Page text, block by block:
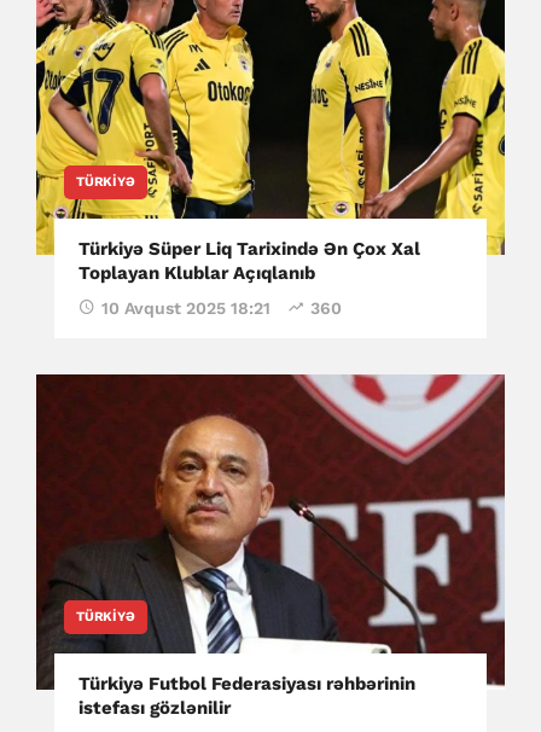
TÜRKIYƏ
Türkiyə Süper Liq Tarixində Ən Çox Xal
Toplayan Klublar Açıqlanıb
10 Avqust 2025 18:21 360
TÜRKIYƏ
Türkiyə Futbol Federasiyası rəhbərinin
istefası gözlənilir